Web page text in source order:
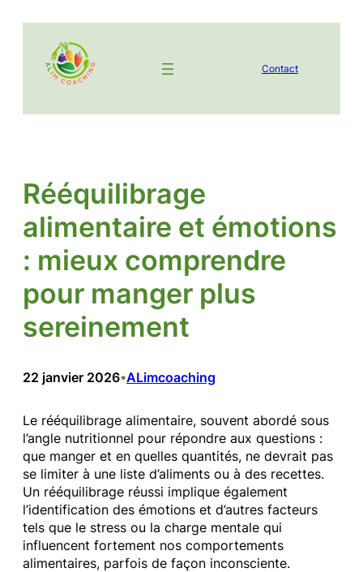
contenu
Contact
Rééquilibrage
alimentaire et émotions
: mieux comprendre
pour manger plus
sereinement
22 janvier 2026•ALimcoaching
Le rééquilibrage alimentaire, souvent abordé sous
l’angle nutritionnel pour répondre aux questions :
que manger et en quelles quantités, ne devrait pas
se limiter à une liste d’aliments ou à des recettes.
Un rééquilibrage réussi implique également
l’identification des émotions et d’autres facteurs
tels que le stress ou la charge mentale qui
influencent fortement nos comportements
alimentaires, parfois de façon inconsciente.